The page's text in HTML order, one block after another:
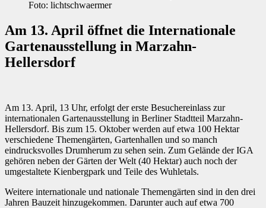
Foto: lichtschwaermer
Am 13. April öffnet die Internationale
Gartenausstellung in Marzahn-
Hellersdorf
Am 13. April, 13 Uhr, erfolgt der erste Besuchereinlass zur
internationalen Gartenausstellung in Berliner Stadtteil Marzahn-
Hellersdorf. Bis zum 15. Oktober werden auf etwa 100 Hektar
verschiedene Themengärten, Gartenhallen und so manch
eindrucksvolles Drumherum zu sehen sein. Zum Gelände der IGA
gehören neben der Gärten der Welt (40 Hektar) auch noch der
umgestaltete Kienbergpark und Teile des Wuhletals.
Weitere internationale und nationale Themengärten sind in den drei
Jahren Bauzeit hinzugekommen. Darunter auch auf etwa 700